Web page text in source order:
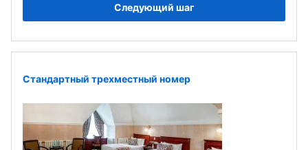
Следующий шаг
Стандартный трехместный номер